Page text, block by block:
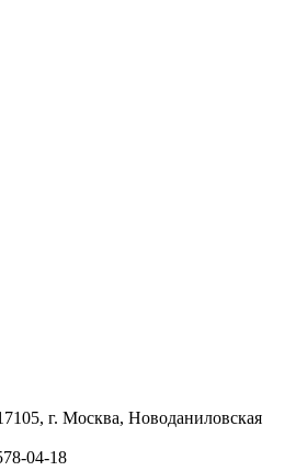
г. Москва, Новоданиловская
04-18